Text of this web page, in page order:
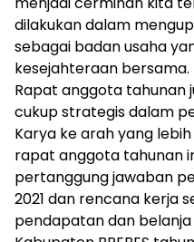
dilakukan dalam
sebagai badan usaha
kesejahteraan bersama.
Rapat anggota tahunan
cukup strategis dalam
Karya ke arah yang
rapat anggota tahunan
pertanggung jawaban
2021 dan rencana kerja
pendapatan dan belanja